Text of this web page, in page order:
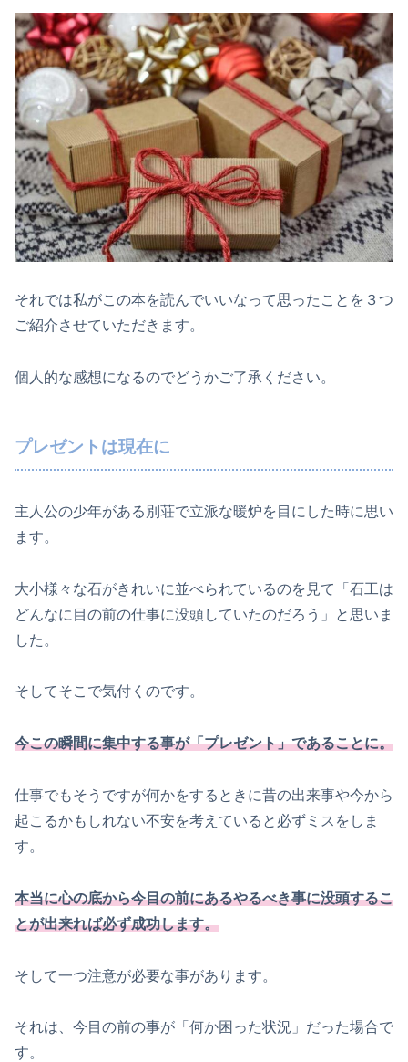
それでは私がこの本を読んでいいなって思ったことを３つ
ご紹介させていただきます。
個人的な感想になるのでどうかご了承ください。
プレゼントは現在に
主人公の少年がある別荘で立派な暖炉を目にした時に思い
ます。
大小様々な石がきれいに並べられているのを見て「石工は
どんなに目の前の仕事に没頭していたのだろう」と思いま
した。
そしてそこで気付くのです。
今この瞬間に集中する事が「プレゼント」であることに。
仕事でもそうですが何かをするときに昔の出来事や今から
起こるかもしれない不安を考えていると必ずミスをしま
す。
本当に心の底から今目の前にあるやるべき事に没頭するこ
とが出来れば必ず成功します。
そして一つ注意が必要な事があります。
それは、今目の前の事が「何か困った状況」だった場合で
す。